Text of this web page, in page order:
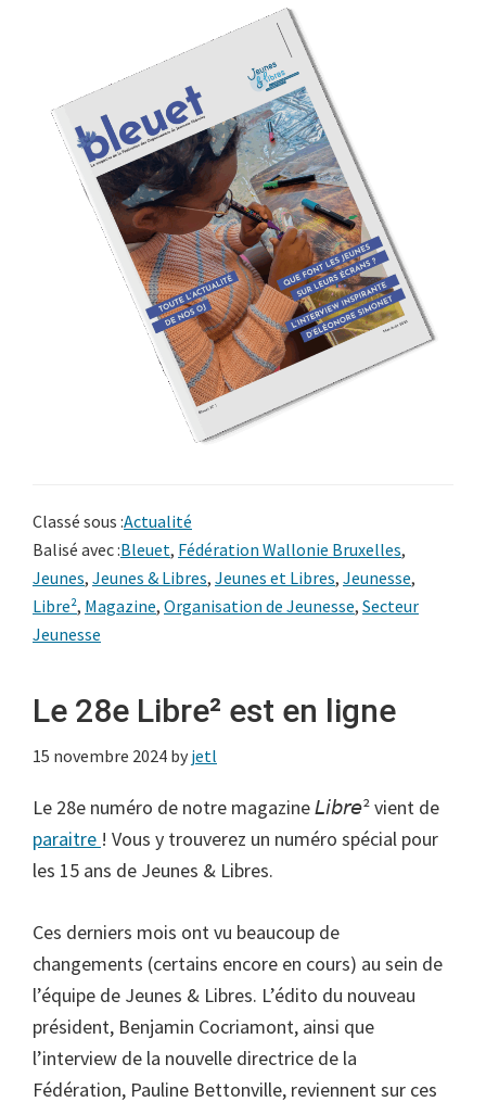
Classé sous :Actualité
Balisé avec :Bleuet, Fédération Wallonie Bruxelles,
Jeunes, Jeunes & Libres, Jeunes et Libres, Jeunesse,
Libre², Magazine, Organisation de Jeunesse, Secteur
Jeunesse
Le 28e Libre² est en ligne
15 novembre 2024 by jetl
Le 28e numéro de notre magazine 𝘓𝘪𝘣𝘳𝘦² vient de
paraitre ! Vous y trouverez un numéro spécial pour
les 15 ans de Jeunes & Libres.
Ces derniers mois ont vu beaucoup de
changements (certains encore en cours) au sein de
l’équipe de Jeunes & Libres. L’édito du nouveau
président, Benjamin Cocriamont, ainsi que
l’interview de la nouvelle directrice de la
Fédération, Pauline Bettonville, reviennent sur ces